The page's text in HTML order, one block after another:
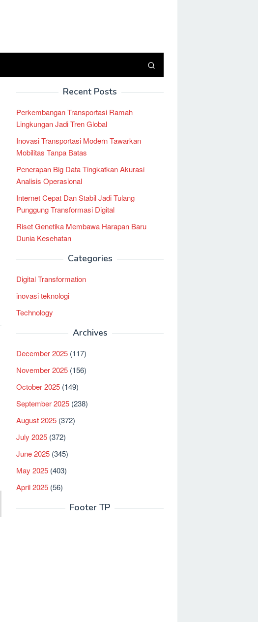
Recent Posts
Perkembangan Transportasi Ramah
Lingkungan Jadi Tren Global
Inovasi Transportasi Modern Tawarkan
Mobilitas Tanpa Batas
Penerapan Big Data Tingkatkan Akurasi
Analisis Operasional
Internet Cepat Dan Stabil Jadi Tulang
Punggung Transformasi Digital
Riset Genetika Membawa Harapan Baru
Dunia Kesehatan
Categories
Digital Transformation
inovasi teknologi
Technology
Archives
December 2025 (117)
November 2025 (156)
October 2025 (149)
September 2025 (238)
August 2025 (372)
July 2025 (372)
June 2025 (345)
May 2025 (403)
April 2025 (56)
Footer TP